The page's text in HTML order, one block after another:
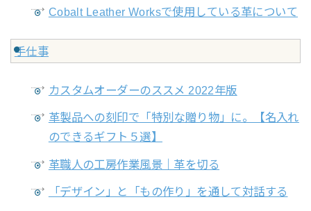
Cobalt Leather Worksで使用している革について
手仕事
カスタムオーダーのススメ 2022年版
革製品への刻印で「特別な贈り物」に。【名入れ
のできるギフト５選】
革職人の工房作業風景｜革を切る
「デザイン」と「もの作り」を通して対話する